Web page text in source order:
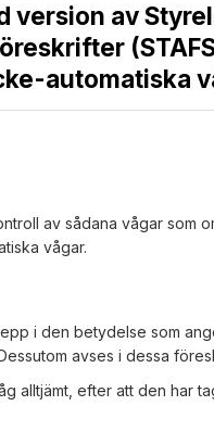
version av
automatiska
av sådana vågar som
vågar.
i den betydelse som
avses i dessa
alltjämt, efter att den har